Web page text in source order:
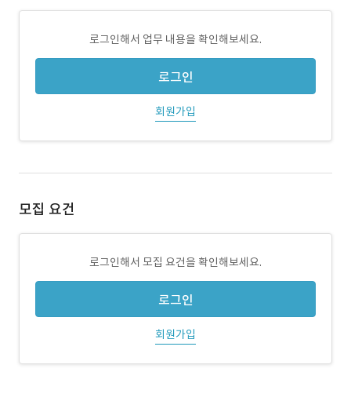
로그인해서 업무 내용을 확인해보세요.
로그인
회원가입
모집 요건
로그인해서 모집 요건을 확인해보세요.
로그인
회원가입